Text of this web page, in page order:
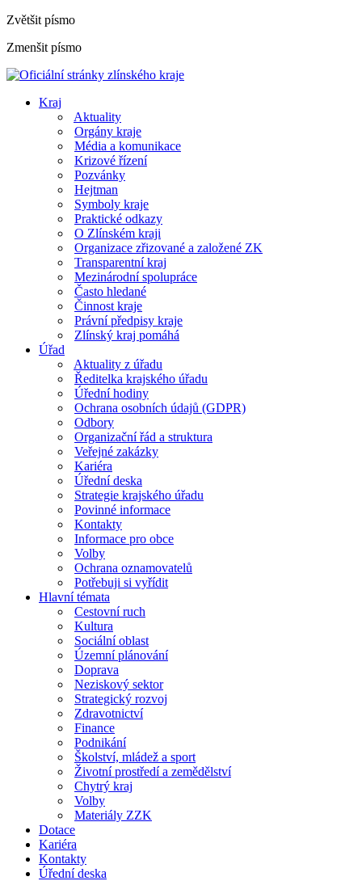
Zvětšit písmo
Zmenšit písmo
Kraj
Aktuality
Orgány kraje
Média a komunikace
Krizové řízení
Pozvánky
Hejtman
Symboly kraje
Praktické odkazy
O Zlínském kraji
Organizace zřizované a založené ZK
Transparentní kraj
Mezinárodní spolupráce
Často hledané
Činnost kraje
Právní předpisy kraje
Zlínský kraj pomáhá
Úřad
Aktuality z úřadu
Ředitelka krajského úřadu
Úřední hodiny
Ochrana osobních údajů (GDPR)
Odbory
Organizační řád a struktura
Veřejné zakázky
Kariéra
Úřední deska
Strategie krajského úřadu
Povinné informace
Kontakty
Informace pro obce
Volby
Ochrana oznamovatelů
Potřebuji si vyřídit
Hlavní témata
Cestovní ruch
Kultura
Sociální oblast
Územní plánování
Doprava
Neziskový sektor
Strategický rozvoj
Zdravotnictví
Finance
Podnikání
Školství, mládež a sport
Životní prostředí a zemědělství
Chytrý kraj
Volby
Materiály ZZK
Dotace
Kariéra
Kontakty
Úřední deska